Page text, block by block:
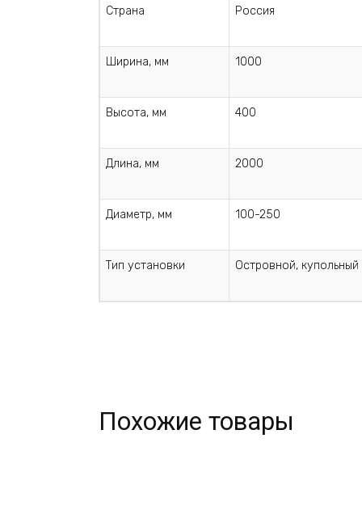
Страна Россия
Ширина, мм 1000
Высота, мм 400
Длина, мм 2000
Диаметр, мм 100-250
Тип установки Островной, купольный
Похожие товары